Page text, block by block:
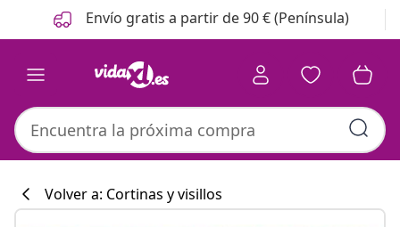
Anterior
Siguiente Envío gratis a partir de 90 € (Península)
Volver a: Cortinas y visillos